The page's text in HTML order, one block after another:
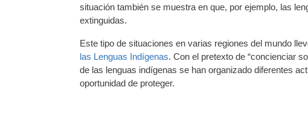
situación también se muestra en que, por ejemplo, las
extinguidas.
Este tipo de situaciones en varias regiones del mundo
las Lenguas Indígenas. Con el pretexto de “concienciar
de las lenguas indígenas se han organizado diferentes
oportunidad de proteger.